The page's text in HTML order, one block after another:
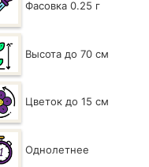
Фасовка 0.25 г
Высота до 70 см
Цветок до 15 см
Однолетнее